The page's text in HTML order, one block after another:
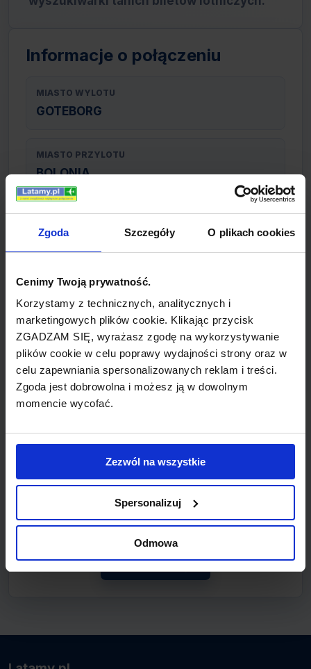
Zgoda Szczegóły O plikach cookies
Cenimy Twoją prywatność.
Korzystamy z technicznych, analitycznych i
marketingowych plików cookie. Klikając przycisk
ZGADZAM SIĘ, wyrażasz zgodę na wykorzystywanie
plików cookie w celu poprawy wydajności strony oraz w
celu zapewniania spersonalizowanych reklam i treści.
Zgoda jest dobrowolna i możesz ją w dowolnym
momencie wycofać.
Zezwól na wszystkie
Spersonalizuj
Odmowa
Informacje o połączeniu
MIASTO WYLOTU
GOTEBORG
MIASTO PRZYLOTU
BOLONIA
TYP POŁĄCZENIA
bezpośrednie
REZERWACJA
online lub telefoniczna
PŁATNOŚĆ
przelew, gotówka, karta
LINIA LOTNICZA
Sterling
połączenie.